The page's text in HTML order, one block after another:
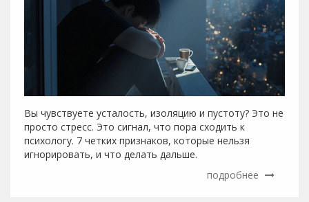
Вы чувствуете усталость, изоляцию и пустоту? Это не
просто стресс. Это сигнал, что пора сходить к
психологу. 7 четких признаков, которые нельзя
игнорировать, и что делать дальше.
подробнее